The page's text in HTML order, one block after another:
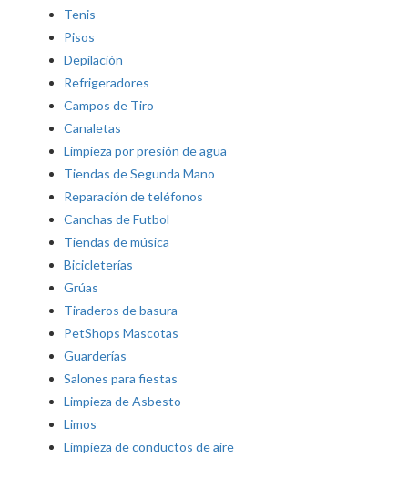
Tenis
Pisos
Depilación
Refrigeradores
Campos de Tiro
Canaletas
Limpieza por presión de agua
Tiendas de Segunda Mano
Reparación de teléfonos
Canchas de Futbol
Tiendas de música
Bicicleterías
Grúas
Tiraderos de basura
PetShops Mascotas
Guarderías
Salones para fiestas
Limpieza de Asbesto
Limos
Limpieza de conductos de aire